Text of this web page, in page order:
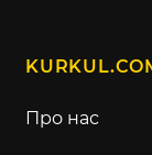
Про нас